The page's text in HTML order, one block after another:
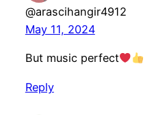
@arascihangir4912
May 11, 2024
But music perfect
Reply